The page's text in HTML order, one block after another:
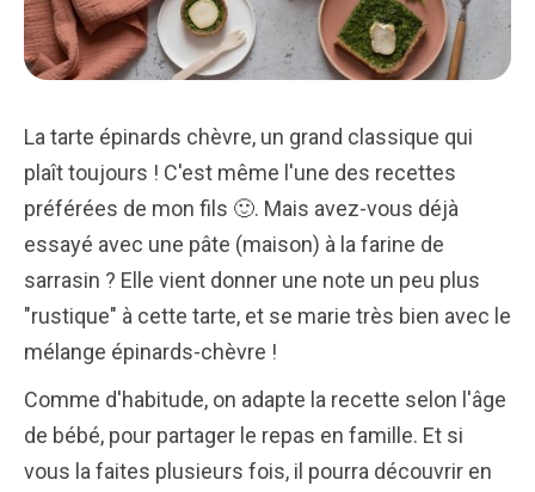
La tarte épinards chèvre, un grand classique qui
plaît toujours ! C'est même l'une des recettes
préférées de mon fils 🙂. Mais avez-vous déjà
essayé avec une pâte (maison) à la farine de
sarrasin ? Elle vient donner une note un peu plus
"rustique" à cette tarte, et se marie très bien avec le
mélange épinards-chèvre !
Comme d'habitude, on adapte la recette selon l'âge
de bébé, pour partager le repas en famille. Et si
vous la faites plusieurs fois, il pourra découvrir en